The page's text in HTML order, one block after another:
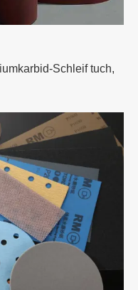
Schleif tuch,